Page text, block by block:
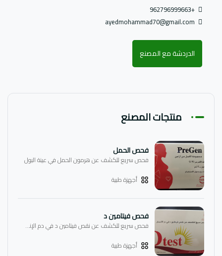
+962796999663
ayedmohammad70@gmail.com
الدردشة مع المصنع
منتجات المصنع
فحص الحمل
فحص سريع للكشف عن هرمون الحمل في عينة البول
أجهزة طبية
فحص فيتامين د
فحص سريع للكشف عن نقص فيتامين د في دم الإنسان
أجهزة طبية